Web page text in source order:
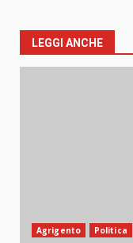
LEGGI ANCHE
Agrigento Politica